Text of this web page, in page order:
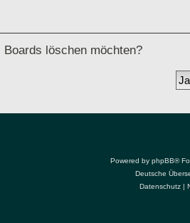
löschen möchten?
Powered by phpBB®
Deutsche
Datenschutz|